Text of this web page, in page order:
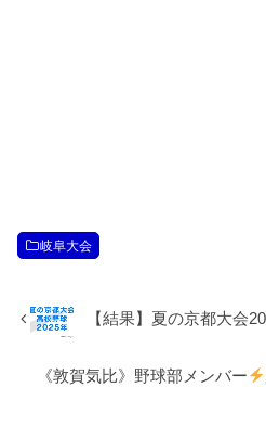
岐阜大会
【結果】夏の京都大会
《敦賀気比》野球部メンバー